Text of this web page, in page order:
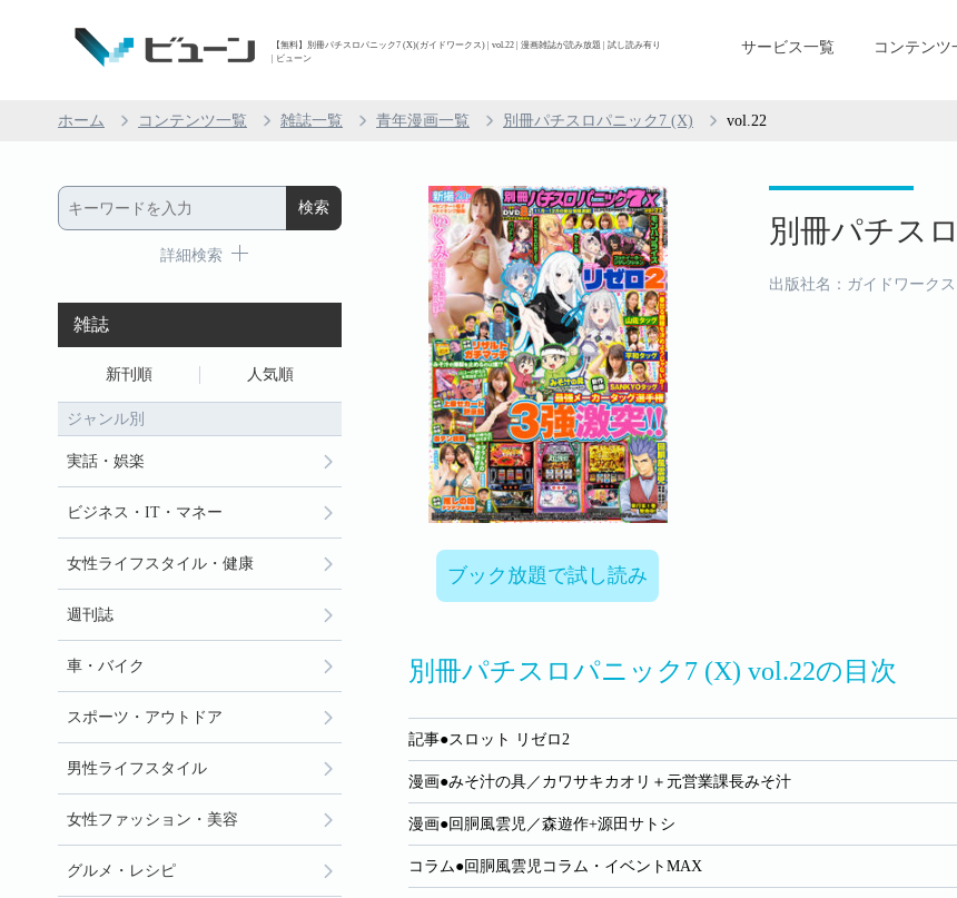
【無料】別冊パチスロパニック7 (X)(ガイドワークス) | vol.22 | 漫画雑誌が読み放題 | 試し読み有り
| ビューン
サービス一覧 コンテンツ
ホーム コンテンツ一覧 雑誌一覧 青年漫画一覧 別冊パチスロパニック7 (X) vol.22
ブック放題で試し読み
別冊パチス
出版社名：ガイドワークス
別冊パチスロパニック7 (X) vol.22の目次
記事●スロット リゼロ2
漫画●みそ汁の具／カワサキカオリ＋元営業課長みそ汁
漫画●回胴風雲児／森遊作+源田サトシ
コラム●回胴風雲児コラム・イベントMAX
詳細検索
雑誌
新刊順 人気順
ジャンル別
実話・娯楽
ビジネス・IT・マネー
女性ライフスタイル・健康
週刊誌
車・バイク
スポーツ・アウトドア
男性ライフスタイル
女性ファッション・美容
グルメ・レシピ